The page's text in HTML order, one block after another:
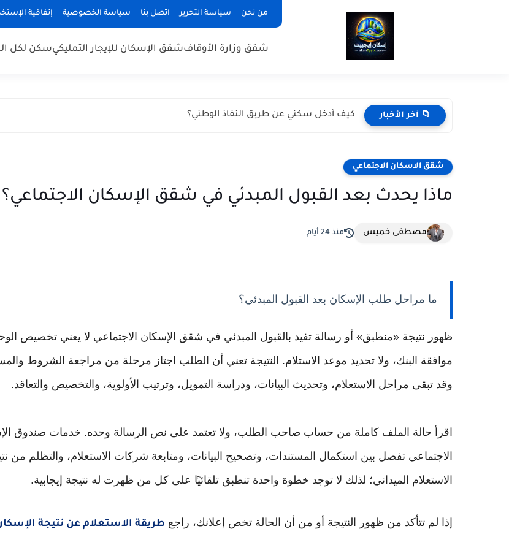
من نحن سياسة التحرير اتصل بنا سياسة الخصوصية إتفاقية
شقق وزارة الأوقافشقق الإسكان للإيجار التمليكيسكن لكل
📁 آخر الأخبار كيف أدخل سكني عن طريق النفاذ الوطني؟
شقق الاسكان الاجتماعي
ماذا يحدث بعد القبول المبدئي في شقق الإسكان الاجتماعي؟
مصطفى خميس منذ 24 أيام
ما مراحل طلب الإسكان بعد القبول المبدئي؟
ظهور نتيجة «منطبق» أو رسالة تفيد بالقبول المبدئي في شقق الإسكان الاجتماعي لا يعني تخصيص
موافقة البنك، ولا تحديد موعد الاستلام. النتيجة تعني أن الطلب اجتاز مرحلة من مراجعة الشروط
وقد تبقى مراحل الاستعلام، وتحديث البيانات، ودراسة التمويل، وترتيب الأولوية، والتخصيص والتعاقد.
اقرأ حالة الملف كاملة من حساب صاحب الطلب، ولا تعتمد على نص الرسالة وحده. خدمات صندوق
الاجتماعي تفصل بين استكمال المستندات، وتصحيح البيانات، ومتابعة شركات الاستعلام، والتظلم من
الاستعلام الميداني؛ لذلك لا توجد خطوة واحدة تنطبق تلقائيًا على كل من ظهرت له نتيجة إيجابية.
إذا لم تتأكد من ظهور النتيجة أو من أن الحالة تخص إعلانك، راجع طريقة الاستعلام عن نتيجة